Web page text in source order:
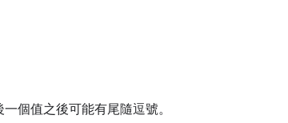
個值之後可能有尾隨逗號。